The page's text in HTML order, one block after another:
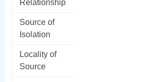
Relationship
Source of
Isolation
Locality of
Source